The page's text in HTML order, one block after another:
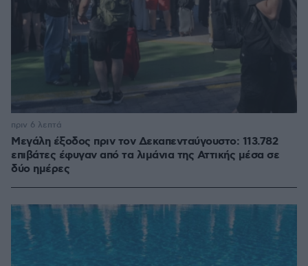
Μεγάλη έξοδος πριν τον Δεκαπενταύγουστο: 113.782
επιβάτες έφυγαν από τα λιμάνια της Αττικής μέσα σε
δύο ημέρες
πριν 6 λεπτά